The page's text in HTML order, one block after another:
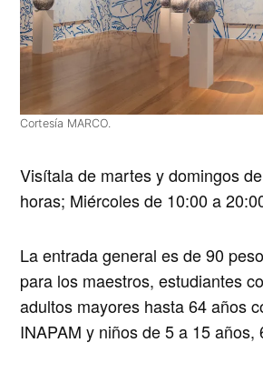
Cortesía MARCO.
Visítala de martes y domingos
horas; Miércoles de 10:00 a
La entrada general es de90
para los maestros, estudiantes
adultos mayores hasta 64 años
INAPAM y niños de 5 a 15 años,